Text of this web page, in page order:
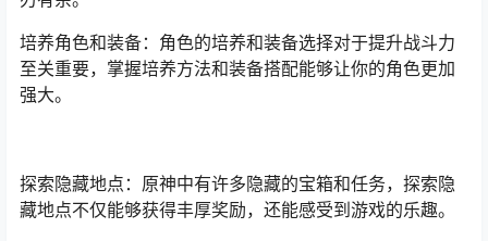
培养角色和装备：角色的培养和装备选择对于提升战斗力
至关重要，掌握培养方法和装备搭配能够让你的角色更加
强大。
探索隐藏地点：原神中有许多隐藏的宝箱和任务，探索隐
藏地点不仅能够获得丰厚奖励，还能感受到游戏的乐趣。